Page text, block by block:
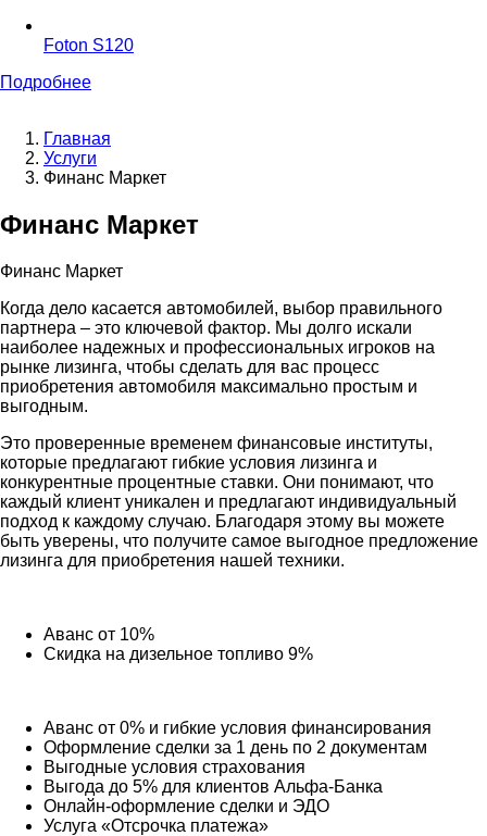
Foton S120
Подробнее
Строка
навигации
Главная
Услуги
Финанс Маркет
Финанс Маркет
Финанс Маркет
Когда дело касается автомобилей, выбор правильного
партнера – это ключевой фактор. Мы долго искали
наиболее надежных и профессиональных игроков на
рынке лизинга, чтобы сделать для вас процесс
приобретения автомобиля максимально простым и
выгодным.
Это проверенные временем финансовые институты,
которые предлагают гибкие условия лизинга и
конкурентные процентные ставки. Они понимают, что
каждый клиент уникален и предлагают индивидуальный
подход к каждому случаю. Благодаря этому вы можете
быть уверены, что получите самое выгодное предложение
лизинга для приобретения нашей техники.
Аванс от 10%
Скидка на дизельное топливо 9%
Аванс от 0% и гибкие условия финансирования
Оформление сделки за 1 день по 2 документам
Выгодные условия страхования
Выгода до 5% для клиентов Альфа-Банка
Онлайн-оформление сделки и ЭДО
Услуга «Отсрочка платежа»